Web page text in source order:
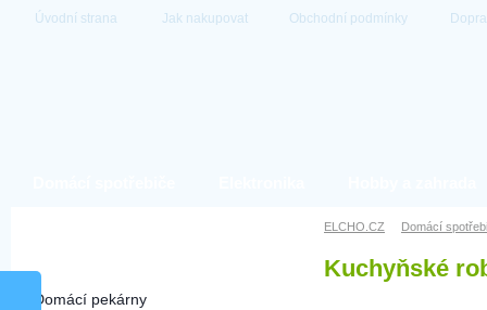
Úvodní strana Jak nakupovat Obchodní podmínky
Domácí pekárny
ELCHO.CZ Domácí
Kuchyňské